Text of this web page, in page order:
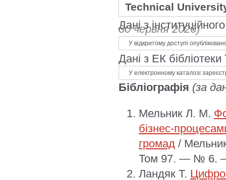
Technical
Дані з
30 червня 2026)
У відкритому доступі
Дані з ЕК
У електронному каталозі
Бібліографія (за
Мельник Л. М.
бізнес-
громад /
Том 97. — № 6.
Ландяк Т.